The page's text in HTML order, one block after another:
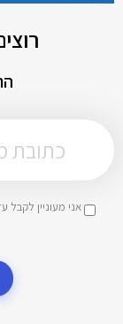
אני מעוניין